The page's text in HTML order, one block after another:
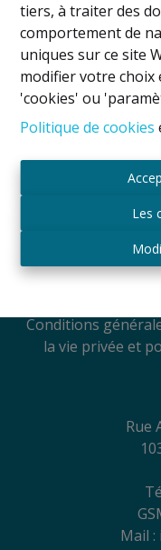
tiers, à traiter des
comportement de
uniques sur ce site
modifier votre choix
'cookies' ou
Politique de cookies
Les
Agent
Rue du
RC
Conditions
la vie privée et
Rue
Mail :